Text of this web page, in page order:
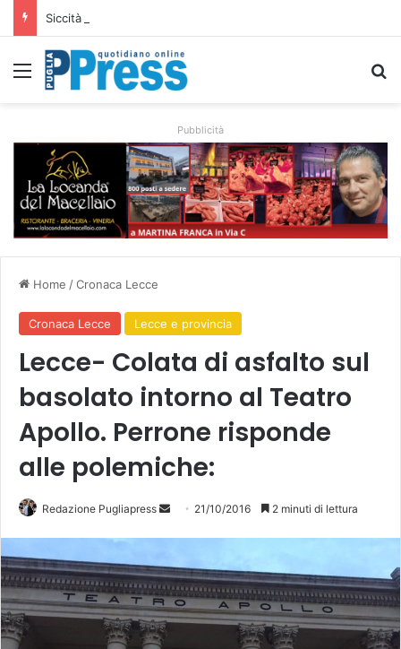
Menu
Pubblicità
Home /Cronaca Lecce
Cronaca Lecce Lecce e provincia
Lecce- Colata di asfalto sul
basolato intorno al Teatro
Apollo. Perrone risponde
alle polemiche:
Redazione Pugliapress
i
a
u
21/10/2016 2 minuti di lettura